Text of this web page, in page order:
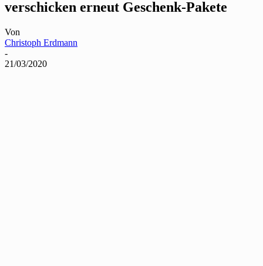
verschicken erneut Geschenk-Pakete
Von
Christoph Erdmann
-
21/03/2020